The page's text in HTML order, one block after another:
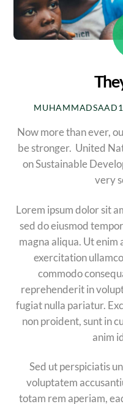
Now more than ever,
be stronger. United
on Sustainable
very
Lorem ipsum dolor sit
sed do eiusmod
magna aliqua. Ut enim
exercitation
commodo
reprehenderit in
fugiat nulla pariatur.
non proident, sunt in
anim
Sed ut perspiciatis
voluptatem
totam rem aperiam,